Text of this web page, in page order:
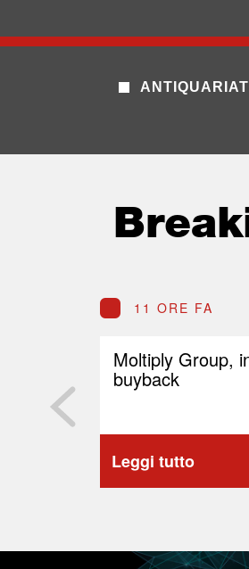
11 ORE FA
Moltiply Group,
buyback
Leggi tutto